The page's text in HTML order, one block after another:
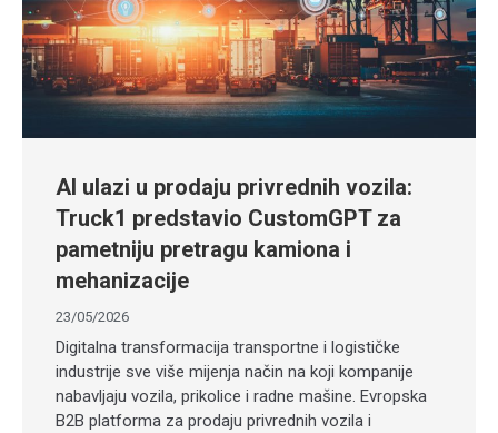
AI ulazi u prodaju privrednih vozila:
Truck1 predstavio CustomGPT za
pametniju pretragu kamiona i
mehanizacije
23/05/2026
Digitalna transformacija transportne i logističke
industrije sve više mijenja način na koji kompanije
nabavljaju vozila, prikolice i radne mašine. Evropska
B2B platforma za prodaju privrednih vozila i